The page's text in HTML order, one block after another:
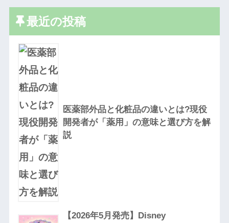
最近の投稿
医薬部外品と化粧品の違いとは?現役
開発者が「薬用」の意味と選び方を解
説
【2026年5月発売】Disney